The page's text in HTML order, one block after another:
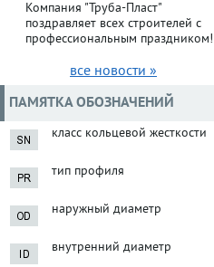
Компания "Труба-Пласт"
поздравляет всех строителей с
профессиональным праздником!
все новости »
ПАМЯТКА ОБОЗНАЧЕНИЙ
класс кольцевой жесткости
тип профиля
наружный диаметр
внутренний диаметр